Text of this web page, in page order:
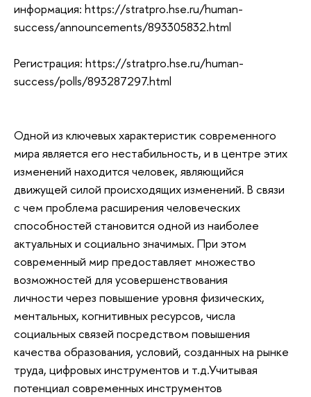
информация: https://stratpro.hse.ru/human-
success/announcements/893305832.html
Регистрация: https://stratpro.hse.ru/human-
success/polls/893287297.html
Одной из ключевых характеристик современного
мира является его нестабильность, и в центре этих
изменений находится человек, являющийся
движущей силой происходящих изменений. В связи
с чем проблема расширения человеческих
способностей становится одной из наиболее
актуальных и социально значимых. При этом
современный мир предоставляет множество
возможностей для усовершенствования
личности через повышение уровня физических,
ментальных, когнитивных ресурсов, числа
социальных связей посредством повышения
качества образования, условий, созданных на рынке
труда, цифровых инструментов и т.д.Учитывая
потенциал современных инструментов